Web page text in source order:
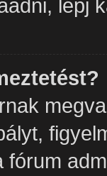
lépj
fórum